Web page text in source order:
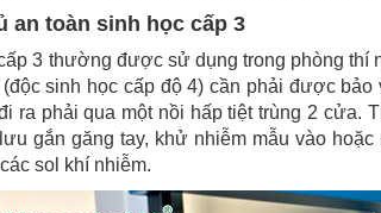
an toàn sinh học cấp 3
3 thường được sử dụng trong phòng thí
sinh học cấp độ 4) cần phải được
ra phải qua một nồi hấp tiệt trùng 2 cửa.
gắn găng tay, khử nhiễm mẫu vào
sol khí nhiễm.